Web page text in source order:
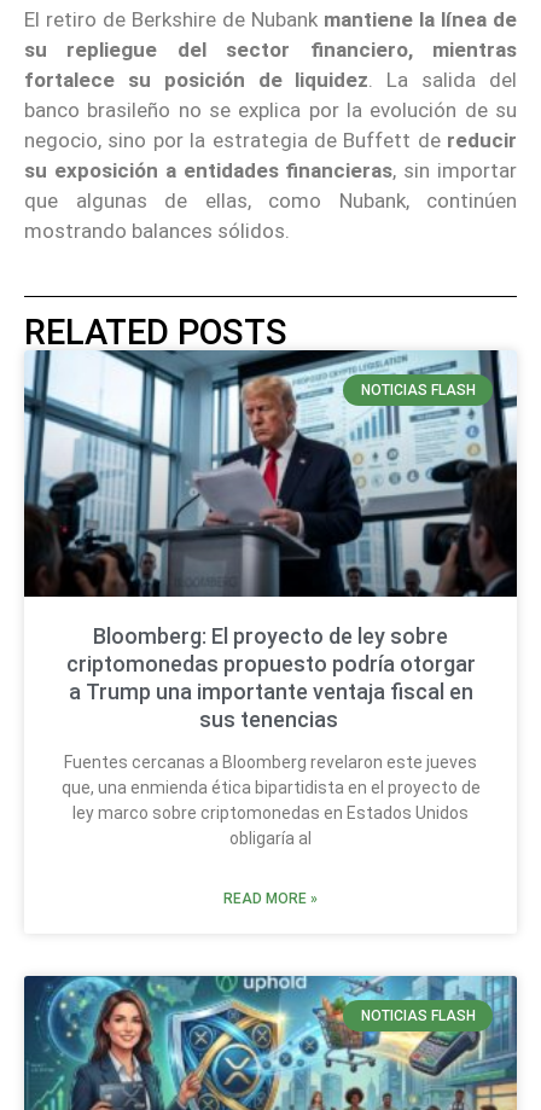
El retiro de Berkshire de Nubank mantiene la línea de
su repliegue del sector financiero, mientras
fortalece su posición de liquidez. La salida del
banco brasileño no se explica por la evolución de su
negocio, sino por la estrategia de Buffett de reducir
su exposición a entidades financieras, sin importar
que algunas de ellas, como Nubank, continúen
mostrando balances sólidos.
RELATED POSTS
NOTICIAS FLASH
Bloomberg: El proyecto de ley sobre
criptomonedas propuesto podría otorgar
a Trump una importante ventaja fiscal en
sus tenencias
Fuentes cercanas a Bloomberg revelaron este jueves
que, una enmienda ética bipartidista en el proyecto de
ley marco sobre criptomonedas en Estados Unidos
obligaría al
READ MORE »
NOTICIAS FLASH